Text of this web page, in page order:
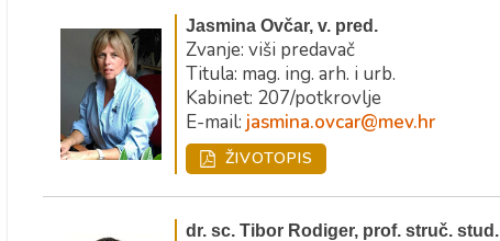
Jasmina Ovčar, v. pred.
Zvanje: viši predavač
Titula: mag. ing. arh. i urb.
Kabinet: 207/potkrovlje
E-mail:jasmina.ovcar@mev.hr
ŽIVOTOPIS
dr. sc. Tibor Rodiger, prof. struč. stud.